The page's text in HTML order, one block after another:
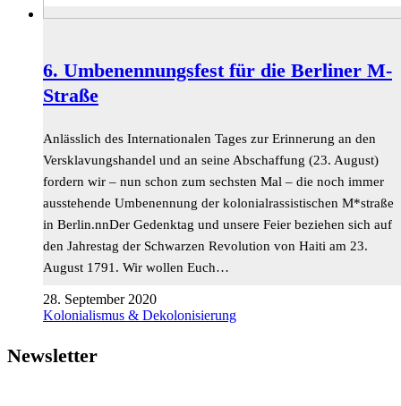
6. Umbenennungsfest für die Berliner M-
Straße
Anlässlich des Internationalen Tages zur Erinnerung an den
Versklavungshandel und an seine Abschaffung (23. August)
fordern wir – nun schon zum sechsten Mal – die noch immer
ausstehende Umbenennung der kolonialrassistischen M*straße
in Berlin.nnDer Gedenktag und unsere Feier beziehen sich auf
den Jahrestag der Schwarzen Revolution von Haiti am 23.
August 1791. Wir wollen Euch…
28. September 2020
Kolonialismus & Dekolonisierung
Newsletter